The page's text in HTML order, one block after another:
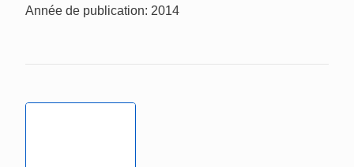
Année de publication: 2014